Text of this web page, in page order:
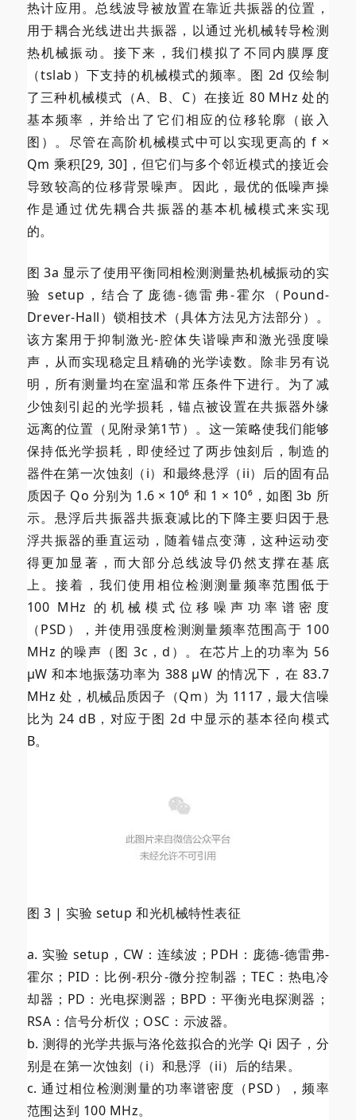
热计应用。总线波导被放置在靠近共振器的位置，
用于耦合光线进出共振器，以通过光机械转导检测
热机械振动。接下来，我们模拟了不同内膜厚度
（tslab）下支持的机械模式的频率。图 2d 仅绘制
了三种机械模式（A、B、C）在接近 80 MHz 处的
基本频率，并给出了它们相应的位移轮廓（嵌入
图）。尽管在高阶机械模式中可以实现更高的 f ×
Qm 乘积[29, 30]，但它们与多个邻近模式的接近会
导致较高的位移背景噪声。因此，最优的低噪声操
作是通过优先耦合共振器的基本机械模式来实现
的。
图 3a 显示了使用平衡同相检测测量热机械振动的实
验 setup，结合了庞德-德雷弗-霍尔（Pound-
Drever-Hall）锁相技术（具体方法见方法部分）。
该方案用于抑制激光-腔体失谐噪声和激光强度噪
声，从而实现稳定且精确的光学读数。除非另有说
明，所有测量均在室温和常压条件下进行。为了减
少蚀刻引起的光学损耗，锚点被设置在共振器外缘
远离的位置（见附录第1节）。这一策略使我们能够
保持低光学损耗，即使经过了两步蚀刻后，制造的
器件在第一次蚀刻（i）和最终悬浮（ii）后的固有品
质因子 Qo 分别为 1.6 × 10⁶ 和 1 × 10⁶，如图 3b 所
示。悬浮后共振器共振衰减比的下降主要归因于悬
浮共振器的垂直运动，随着锚点变薄，这种运动变
得更加显著，而大部分总线波导仍然支撑在基底
上。接着，我们使用相位检测测量频率范围低于
100 MHz 的机械模式位移噪声功率谱密度
（PSD），并使用强度检测测量频率范围高于 100
MHz 的噪声（图 3c，d）。在芯片上的功率为 56
µW 和本地振荡功率为 388 µW 的情况下，在 83.7
MHz 处，机械品质因子（Qm）为 1117，最大信噪
比为 24 dB，对应于图 2d 中显示的基本径向模式
B。
图 3 | 实验 setup 和光机械特性表征
a. 实验 setup，CW：连续波；PDH：庞德-德雷弗-
霍尔；PID：比例-积分-微分控制器；TEC：热电冷
却器；PD：光电探测器；BPD：平衡光电探测器；
RSA：信号分析仪；OSC：示波器。
b. 测得的光学共振与洛伦兹拟合的光学 Qi 因子，分
别是在第一次蚀刻（i）和悬浮（ii）后的结果。
c. 通过相位检测测量的功率谱密度（PSD），频率
范围达到 100 MHz。